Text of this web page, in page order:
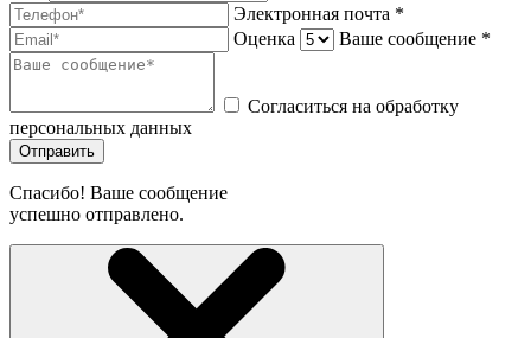
Электронная почта *
Оценка
Ваше сообщение *
Согласиться на обработку
персональных данных
Отправить
Спасибо! Ваше сообщение
успешно отправлено.